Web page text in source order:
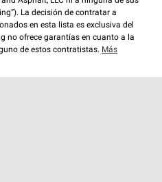
La decisión de contratar a
en esta lista es exclusiva del
no ofrece garantías en cuanto a la
de estos contratistas. Más